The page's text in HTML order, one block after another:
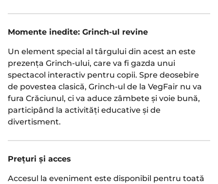
Momente inedite: Grinch-ul revine
Un element special al târgului din acest an este
prezența Grinch-ului, care va fi gazda unui
spectacol interactiv pentru copii. Spre deosebire
de povestea clasică, Grinch-ul de la VegFair nu va
fura Crăciunul, ci va aduce zâmbete și voie bună,
participând la activități educative și de
divertisment.
Prețuri și acces
Accesul la eveniment este disponibil pentru toată